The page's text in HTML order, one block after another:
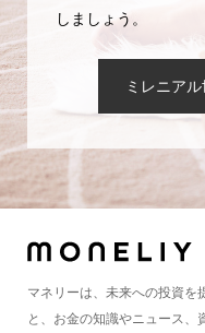
しましょう。
ミレニア
マネリーは、未来への投資を
と、お金の知識やニュース、